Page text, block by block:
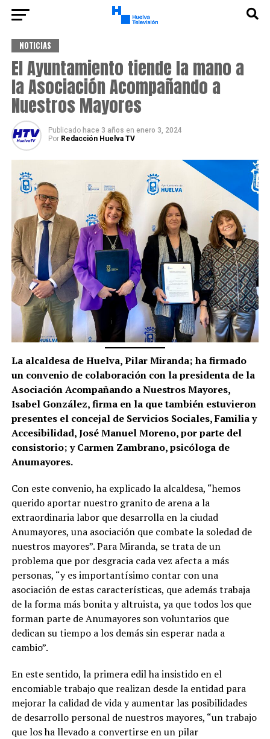
NOTICIAS
El Ayuntamiento tiende la mano a
la Asociación Acompañando a
Nuestros Mayores
Publicado hace 3 años en enero 3, 2024
Por Redacción Huelva TV
La alcaldesa de Huelva, Pilar Miranda; ha firmado
un convenio de colaboración con la presidenta de la
Asociación Acompañando a Nuestros Mayores,
Isabel González, firma en la que también estuvieron
presentes el concejal de Servicios Sociales, Familia y
Accesibilidad, José Manuel Moreno, por parte del
consistorio; y Carmen Zambrano, psicóloga de
Anumayores.
Con este convenio, ha explicado la alcaldesa, “hemos
querido aportar nuestro granito de arena a la
extraordinaria labor que desarrolla en la ciudad
Anumayores, una asociación que combate la soledad de
nuestros mayores”. Para Miranda, se trata de un
problema que por desgracia cada vez afecta a más
personas, “y es importantísimo contar con una
asociación de estas características, que además trabaja
de la forma más bonita y altruista, ya que todos los que
forman parte de Anumayores son voluntarios que
dedican su tiempo a los demás sin esperar nada a
cambio”.
En este sentido, la primera edil ha insistido en el
encomiable trabajo que realizan desde la entidad para
mejorar la calidad de vida y aumentar las posibilidades
de desarrollo personal de nuestros mayores, “un trabajo
que los ha llevado a convertirse en un pilar